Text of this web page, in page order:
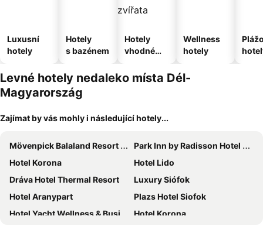
Luxusní
hotely
Hotely
s bazénem
Hotely
vhodné
domácí
zvířata
Wellness
hotely
Levné hotely nedaleko místa Dél-
Magyarország
Zajímat by vás mohly i následující hotely...
Mövenpick Balaland Resort Lake Balaton
Park Inn by Radisson Hotel Zalakaros Hotel & Spa
Hotel Korona
Hotel Lido
Dráva Hotel Thermal Resort
Luxury Siófok
Hotel Aranypart
Plazs Hotel Siofok
Hotel Yacht Wellness & Business
Hotel Korona